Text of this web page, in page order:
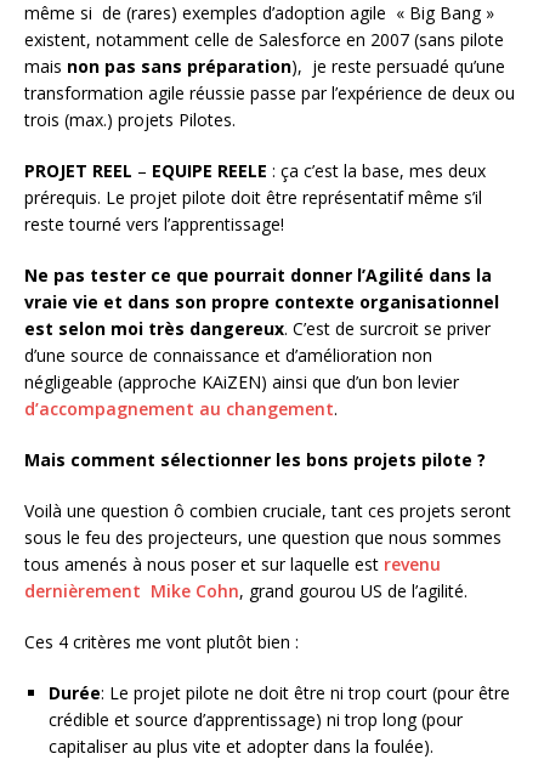
même si de (rares) exemples d’adoption agile « Big Bang »
existent, notamment celle de Salesforce en 2007 (sans pilote
mais non pas sans préparation), je reste persuadé qu’une
transformation agile réussie passe par l’expérience de deux ou
trois (max.) projets Pilotes.
PROJET REEL – EQUIPE REELE : ça c’est la base, mes deux
prérequis. Le projet pilote doit être représentatif même s’il
reste tourné vers l’apprentissage!
Ne pas tester ce que pourrait donner l’Agilité dans la
vraie vie et dans son propre contexte organisationnel
est selon moi très dangereux. C’est de surcroit se priver
d’une source de connaissance et d’amélioration non
négligeable (approche KAiZEN) ainsi que d’un bon levier
d’accompagnement au changement.
Mais comment sélectionner les bons projets pilote ?
Voilà une question ô combien cruciale, tant ces projets seront
sous le feu des projecteurs, une question que nous sommes
tous amenés à nous poser et sur laquelle est revenu
dernièrement Mike Cohn, grand gourou US de l’agilité.
Ces 4 critères me vont plutôt bien :
Durée: Le projet pilote ne doit être ni trop court (pour être
crédible et source d’apprentissage) ni trop long (pour
capitaliser au plus vite et adopter dans la foulée).